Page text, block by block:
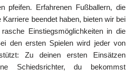
pfeifen. Erfahrenen Fußballern, die
beendet haben, bieten wir bei
Einstiegsmöglichkeiten in die
den ersten Spielen wird jeder von
Zu deinen ersten Einsätzen
Schiedsrichter, du bekommst